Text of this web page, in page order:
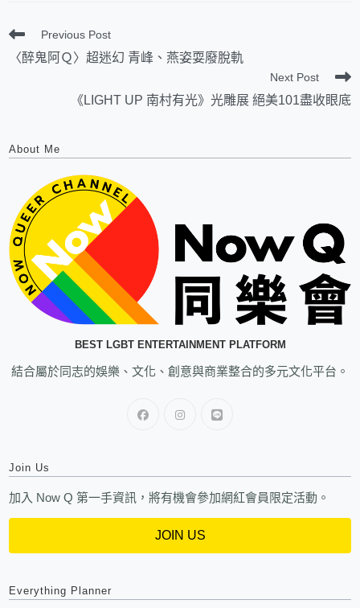
Previous Post
〈醉鬼阿Ｑ〉超迷幻 青峰、燕姿耍廢脫軌
Next Post
《LIGHT UP 南村有光》光雕展 絕美101盡收眼底
About Me
BEST LGBT ENTERTAINMENT PLATFORM
結合屬於同志的娛樂、文化、創意與商業整合的多元文化平台。
Join Us
加入 Now Q 第一手資訊，將有機會參加網紅會員限定活動。
JOIN US
Everything Planner